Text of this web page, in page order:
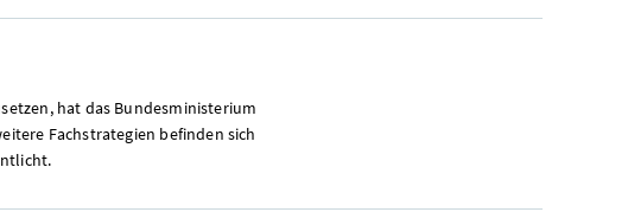
hat das Bundesministerium
Fachstrategien befinden sich